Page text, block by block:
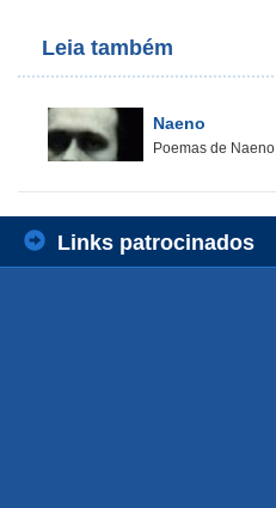
Leia também
Naeno
Poemas de Naeno
Links patrocinados